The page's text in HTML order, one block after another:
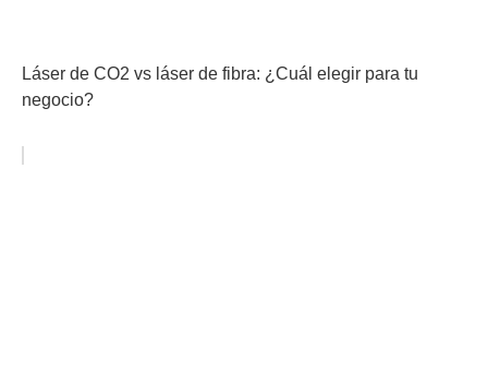
Láser de CO2 vs láser de fibra: ¿Cuál elegir para tu
negocio?